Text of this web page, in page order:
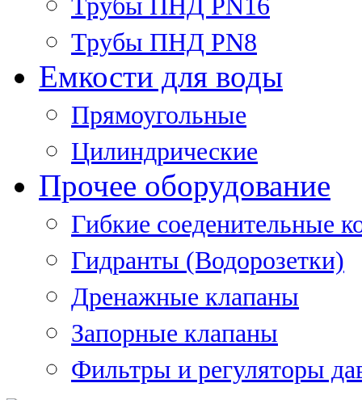
Трубы ПНД PN16
Трубы ПНД PN8
Емкости для воды
Прямоугольные
Цилиндрические
Прочее оборудование
Гибкие соеденительные
Гидранты (Водорозетки)
Дренажные клапаны
Запорные клапаны
Фильтры и регуляторы